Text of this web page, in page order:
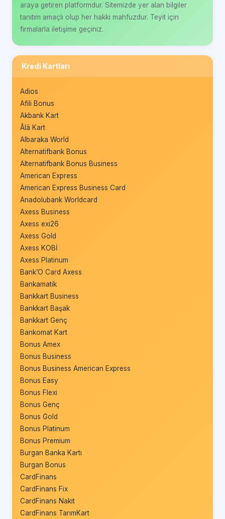
araya getiren platformdur. Sitemizde yer alan bilgiler
tanıtım amaçlı olup her hakkı mahfuzdur. Teyit için
firmalarla iletişime geçiniz.
Kredi Kartları
Adios
Afili Bonus
Akbank Kart
Âlâ Kart
Albaraka World
Alternatifbank Bonus
Alternatifbank Bonus Business
American Express
American Express Business Card
Anadolubank Worldcard
Axess Business
Axess exi26
Axess Gold
Axess KOBİ
Axess Platinum
Bank’O Card Axess
Bankamatik
Bankkart Business
Bankkart Başak
Bankkart Genç
Bankomat Kart
Bonus Amex
Bonus Business
Bonus Business American Express
Bonus Easy
Bonus Flexi
Bonus Genç
Bonus Gold
Bonus Platinum
Bonus Premium
Burgan Banka Kartı
Burgan Bonus
CardFinans
CardFinans Fix
CardFinans Nakit
CardFinans TarımKart